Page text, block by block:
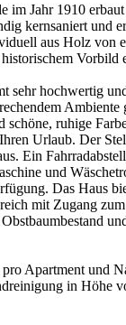
im Jahr 1910
kernsaniert und
aus Holz von
Vorbild
sehr hochwertig
Ambiente
ruhige
Urlaub. Der
Ein
und
Das Haus
mit Zugang
Apartment und
in Höhe